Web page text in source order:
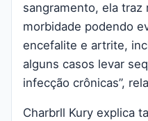
sangramento, ela
morbidade podendo
encefalite e artrite,
alguns casos levar
infecção crônicas”,
Charbrll Kury explica